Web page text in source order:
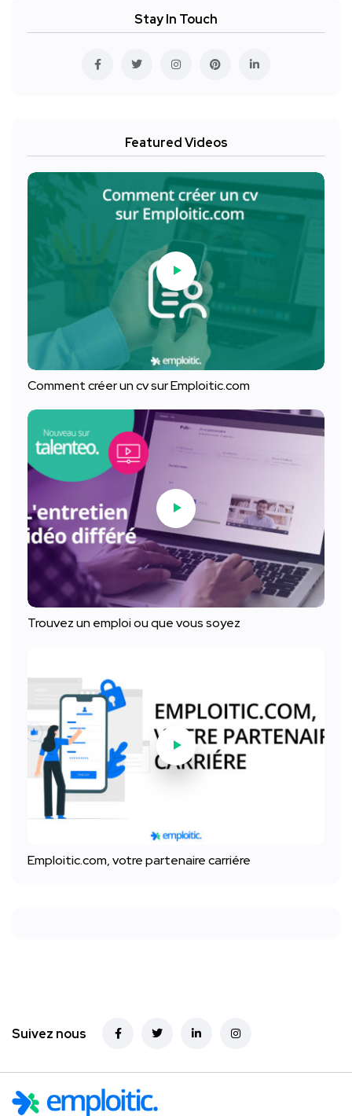
Stay In Touch
Featured Videos
Comment créer un cv sur Emploitic.com
Trouvez un emploi ou que vous soyez
Emploitic.com, votre partenaire carriére
Suivez nous